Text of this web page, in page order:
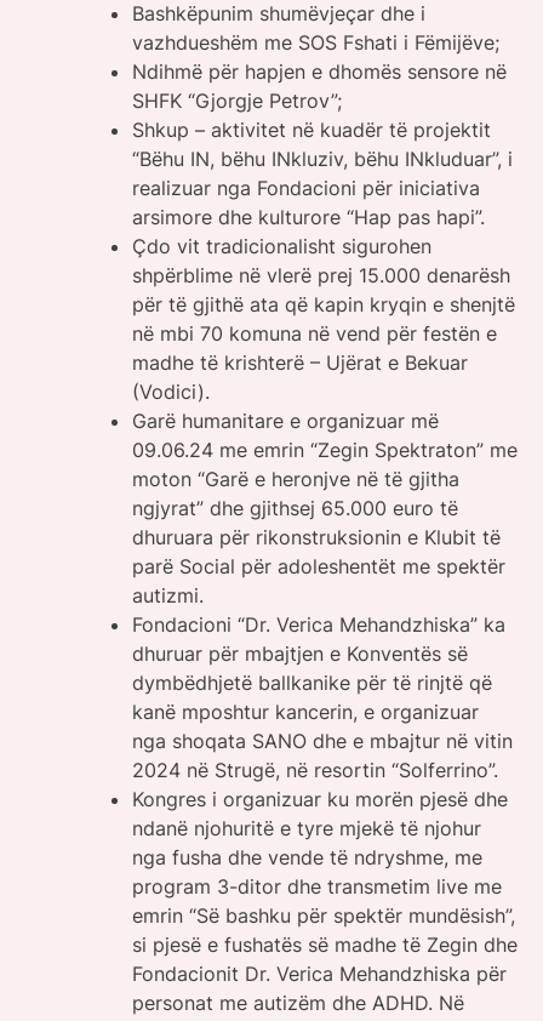
Bashkëpunim shumëvjeçar dhe i
vazhdueshëm me SOS Fshati i Fëmijëve;
Ndihmë për hapjen e dhomës sensore në
SHFK “Gjorgje Petrov”;
Shkup – aktivitet në kuadër të projektit
“Bëhu IN, bëhu INkluziv, bëhu INkluduar”, i
realizuar nga Fondacioni për iniciativa
arsimore dhe kulturore “Hap pas hapi”.
Çdo vit tradicionalisht sigurohen
shpërblime në vlerë prej 15.000 denarësh
për të gjithë ata që kapin kryqin e shenjtë
në mbi 70 komuna në vend për festën e
madhe të krishterë – Ujërat e Bekuar
(Vodici).
Garë humanitare e organizuar më
09.06.24 me emrin “Zegin Spektraton” me
moton “Garë e heronjve në të gjitha
ngjyrat” dhe gjithsej 65.000 euro të
dhuruara për rikonstruksionin e Klubit të
parë Social për adoleshentët me spektër
autizmi.
Fondacioni “Dr. Verica Mehandzhiska” ka
dhuruar për mbajtjen e Konventës së
dymbëdhjetë ballkanike për të rinjtë që
kanë mposhtur kancerin, e organizuar
nga shoqata SANO dhe e mbajtur në vitin
2024 në Strugë, në resortin “Solferrino”.
Kongres i organizuar ku morën pjesë dhe
ndanë njohuritë e tyre mjekë të njohur
nga fusha dhe vende të ndryshme, me
program 3-ditor dhe transmetim live me
emrin “Së bashku për spektër mundësish”,
si pjesë e fushatës së madhe të Zegin dhe
Fondacionit Dr. Verica Mehandzhiska për
personat me autizëm dhe ADHD. Në